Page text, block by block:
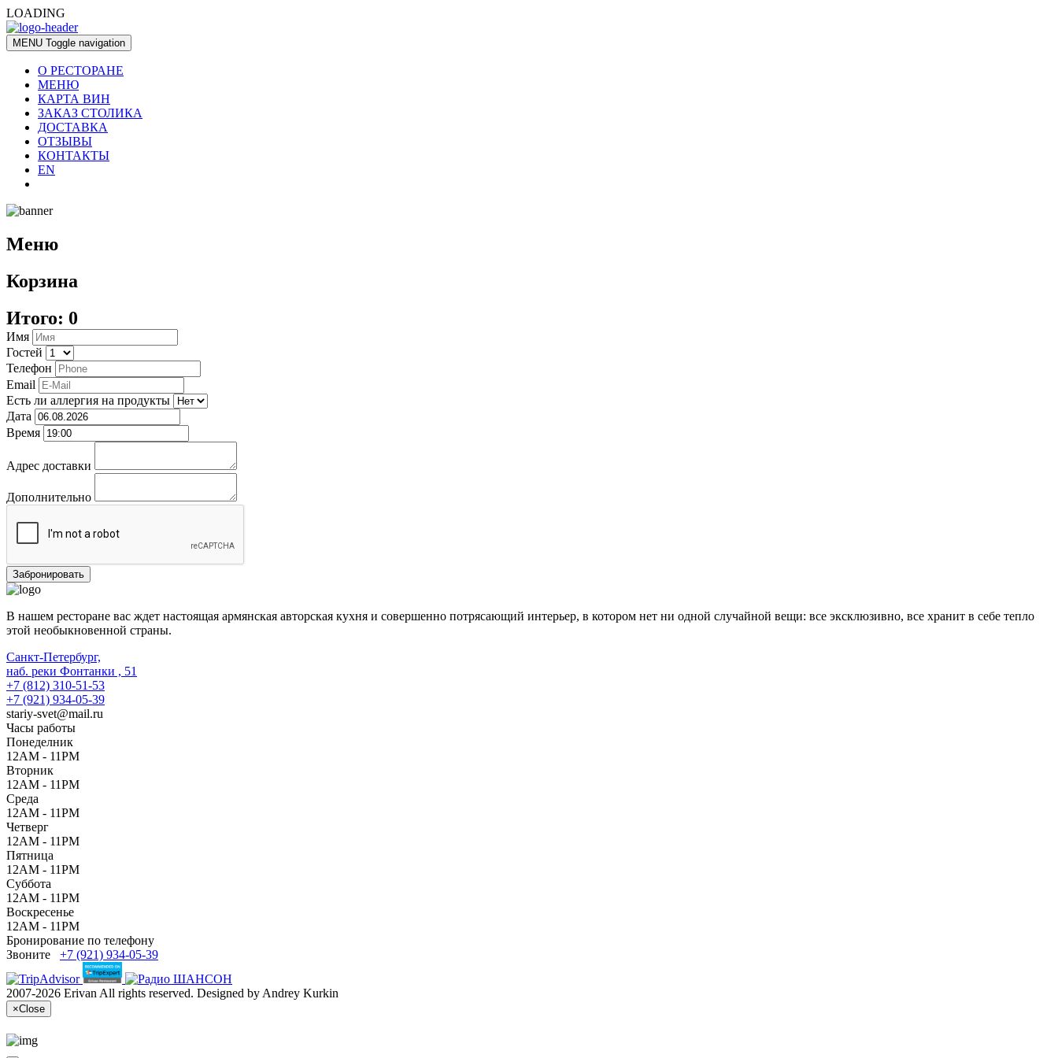
LOADING
MENU Toggle navigation
О РЕСТОРАНЕ
МЕНЮ
КАРТА ВИН
ЗАКАЗ СТОЛИКА
ДОСТАВКА
ОТЗЫВЫ
КОНТАКТЫ
EN
Меню
Корзина
Итого: 0
Имя
Гостей
Телефон
Email
Есть ли аллергия на продукты
Дата
Время
Адрес доставки
Дополнительно
В нашем ресторане вас ждет настоящая армянская авторская кухня и совершенно потрясающий интерьер, в котором нет ни одной случайной вещи: все эксклюзивно, все хранит в себе тепло
этой необыкновенной страны.
Санкт-Петербург,
наб. реки Фонтанки , 51
+7 (812) 310-51-53
+7 (921) 934-05-39
stariy-svet@mail.ru
Часы работы
Понеделник
12AM - 11PM
Вторник
12AM - 11PM
Среда
12AM - 11PM
Четверг
12AM - 11PM
Пятница
12AM - 11PM
Суббота
12AM - 11PM
Воскресенье
12AM - 11PM
Бронирование по телефону
Звоните
+7 (921) 934-05-39
2007-2026 Erivan All rights reserved. Designed by Andrey Kurkin
×Close